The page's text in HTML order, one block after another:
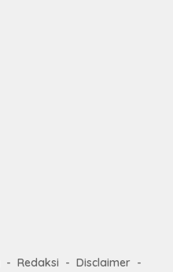
Redaksi Disclaimer